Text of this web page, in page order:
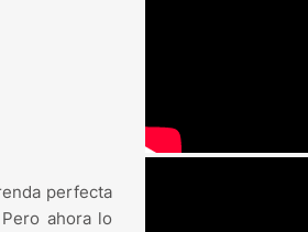
perfecta
ahora lo